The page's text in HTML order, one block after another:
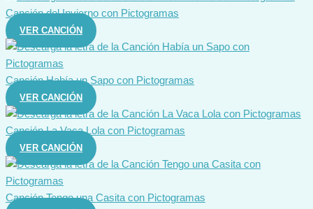
Canción del Invierno con Pictogramas
VER CANCIÓN
Canción Había un Sapo con Pictogramas
VER CANCIÓN
Canción La Vaca Lola con Pictogramas
VER CANCIÓN
Canción Tengo una Casita con Pictogramas